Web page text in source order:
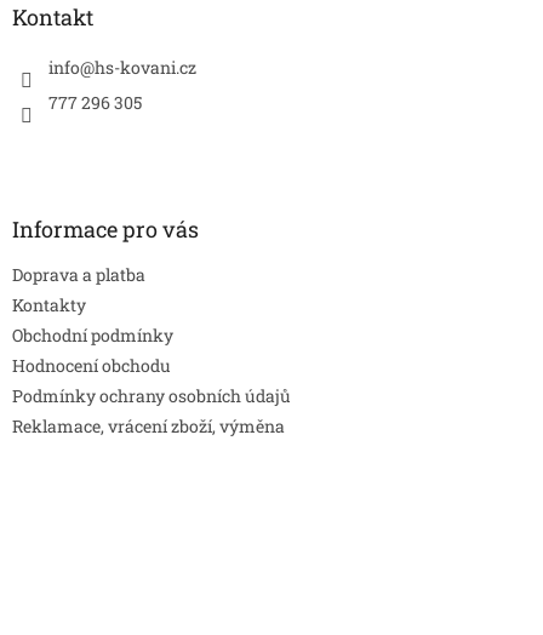
Kontakt
info@hs-kovani.cz
777 296 305
Informace pro vás
Doprava a platba
Kontakty
Obchodní podmínky
Hodnocení obchodu
Podmínky ochrany osobních údajů
Reklamace, vrácení zboží, výměna